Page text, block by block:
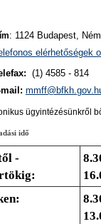
: 1124 Budapest,
elérhetőségek
(1) 4585 - 814
mail:
ügyintézésünkről
idő
-